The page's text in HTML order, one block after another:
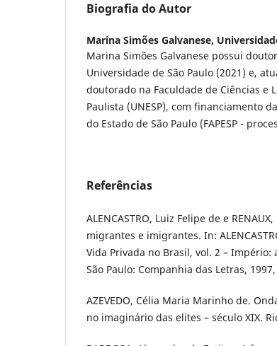
Biografia do Autor
Marina Simões Galvanese,
Marina Simões Galvanese possui
Universidade de São Paulo (2021) e,
doutorado na Faculdade de Ciências e
Paulista (UNESP), com financiamento
do Estado de São Paulo (FAPESP -
Referências
ALENCASTRO, Luiz Felipe de e
migrantes e imigrantes. In:
Vida Privada no Brasil, vol. 2 –
São Paulo: Companhia das Letras,
AZEVEDO, Célia Maria Marinho de.
no imaginário das elites – século XIX.